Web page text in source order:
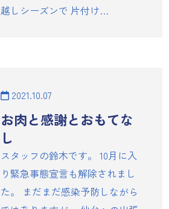
越しシーズンで 片付け…
2021.10.07
お肉と感謝とおもてな
し
スタッフの鈴木です。 10月に入
り緊急事態宣言も解除されまし
た。 まだまだ感染予防しながら